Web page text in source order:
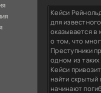
Кейси
для
оказывается
о том, что
Преступники
одном из
Кейси
найти скрытый
начинают